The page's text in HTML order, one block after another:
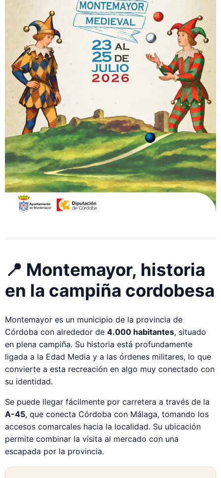
📍 Montemayor, historia
en la campiña cordobesa
Montemayor es un municipio de la provincia de
Córdoba con alrededor de 4.000 habitantes, situado
en plena campiña. Su historia está profundamente
ligada a la Edad Media y a las órdenes militares, lo que
convierte a esta recreación en algo muy conectado con
su identidad.
Se puede llegar fácilmente por carretera a través de la
A-45, que conecta Córdoba con Málaga, tomando los
accesos comarcales hacia la localidad. Su ubicación
permite combinar la visita al mercado con una
escapada por la provincia.